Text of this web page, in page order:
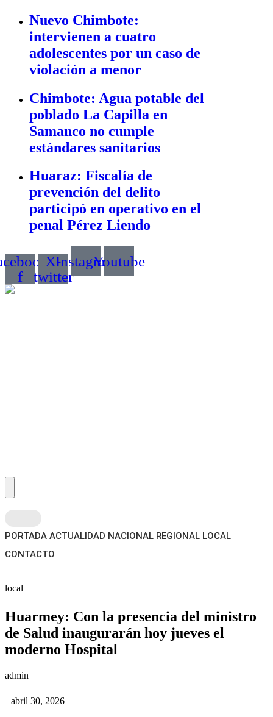
Nuevo Chimbote:
intervienen a cuatro
adolescentes por un caso de
violación a menor
Chimbote: Agua potable del
poblado La Capilla en
Samanco no cumple
estándares sanitarios
Huaraz: Fiscalía de
prevención del delito
participó en operativo en el
penal Pérez Liendo
f
X-
twitter
InstagramYoutube
PORTADA ACTUALIDAD NACIONAL REGIONAL LOCAL
CONTACTO
local
Huarmey: Con la presencia del ministro
de Salud inaugurarán hoy jueves el
moderno Hospital
admin
abril 30, 2026